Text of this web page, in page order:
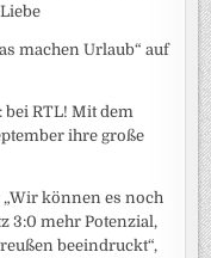
machen Urlaub“ auf
bei RTL! Mit dem
ihre große
können es noch
3:0 mehr Potenzial,
beeindruckt“,